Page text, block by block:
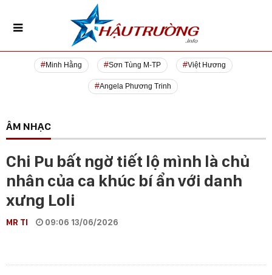
Minh Hằng Sơn Tùng M-TP Việt Hương
Angela Phương Trinh
ÂM NHẠC
Chi Pu bất ngờ tiết lộ mình là chủ
nhân của ca khúc bí ẩn với danh
xưng Loli
MR TI 09:06 13/06/2026